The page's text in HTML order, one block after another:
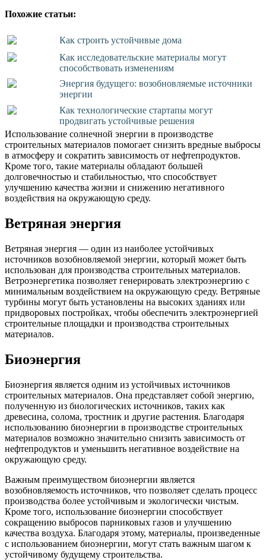
Похожие статьи:
Как строить устойчивые дома
Как исследовательские материалы могут
способствовать изменениям
Энергия будущего: возобновляемые источники
энергии
Как технологические стартапы могут
продвигать устойчивые решения
Использование солнечной энергии в производстве
строительных материалов помогает снизить вредные выбросы
в атмосферу и сократить зависимость от нефтепродуктов.
Кроме того, такие материалы обладают большей
долговечностью и стабильностью, что способствует
улучшению качества жизни и снижению негативного
воздействия на окружающую среду.
Ветряная энергия
Ветряная энергия — один из наиболее устойчивых
источников возобновляемой энергии, который может быть
использован для производства строительных материалов.
Ветроэнергетика позволяет генерировать электроэнергию с
минимальным воздействием на окружающую среду. Ветряные
турбины могут быть установлены на высоких зданиях или
придворовых постройках, чтобы обеспечить электроэнергией
строительные площадки и производства строительных
материалов.
Биоэнергия
Биоэнергия является одним из устойчивых источников
строительных материалов. Она представляет собой энергию,
полученную из биологических источников, таких как
древесина, солома, тростник и другие растения. Благодаря
использованию биоэнергии в производстве строительных
материалов возможно значительно снизить зависимость от
нефтепродуктов и уменьшить негативное воздействие на
окружающую среду.
Важным преимуществом биоэнергии является
возобновляемость источников, что позволяет сделать процесс
производства более устойчивым и экологически чистым.
Кроме того, использование биоэнергии способствует
сокращению выбросов парниковых газов и улучшению
качества воздуха. Благодаря этому, материалы, произведенные
с использованием биоэнергии, могут стать важным шагом к
устойчивому будущему строительства.